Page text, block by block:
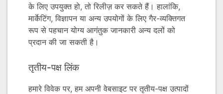
के लिए उपयुक्त हो, तो रिलीज़ कर सकते हैं। हालांकि,
मार्केटिंग, विज्ञापन या अन्य उपयोगों के लिए गैर-व्यक्तिगत
रूप से पहचान योग्य आगंतुक जानकारी अन्य दलों को
प्रदान की जा सकती है।
तृतीय-पक्ष लिंक
हमारे विवेक पर, हम अपनी वेबसाइट पर तृतीय-पक्ष उत्पादों